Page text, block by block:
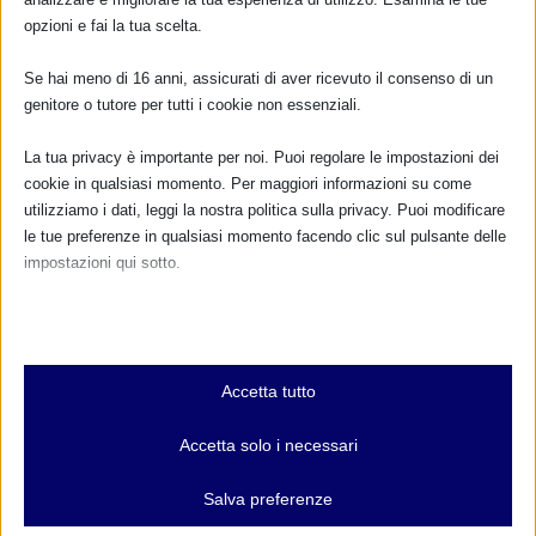
opzioni e fai la tua scelta.
Se hai meno di 16 anni, assicurati di aver ricevuto il consenso di un
genitore o tutore per tutti i cookie non essenziali.
La tua privacy è importante per noi. Puoi regolare le impostazioni dei
cookie in qualsiasi momento. Per maggiori informazioni su come
utilizziamo i dati, leggi la nostra politica sulla privacy. Puoi modificare
le tue preferenze in qualsiasi momento facendo clic sul pulsante delle
impostazioni qui sotto.
Essenziali
I cookie e i servizi essenziali abilitano le funzioni di base e sono
e servizi non richiedono il consenso dell'utente secondo il GDPR.
Analitici
Accetta tutto
Accetta solo i necessari
Salva preferenze